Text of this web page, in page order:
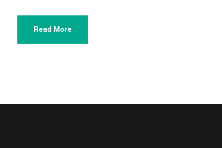
Read More